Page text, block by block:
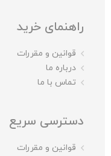
راهنمای خرید
قوانین و مقررات
درباره ما
تماس با ما
دسترسی سریع
قوانین و مقررات